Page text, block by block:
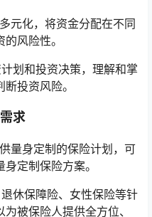
元化，将资金分配在不同
风险性。
划和投资决策，理解和掌
投资风险。
求
量身定制的保险计划，可
定制保险方案。
休保障险、女性保险等针
被保险人提供全方位、